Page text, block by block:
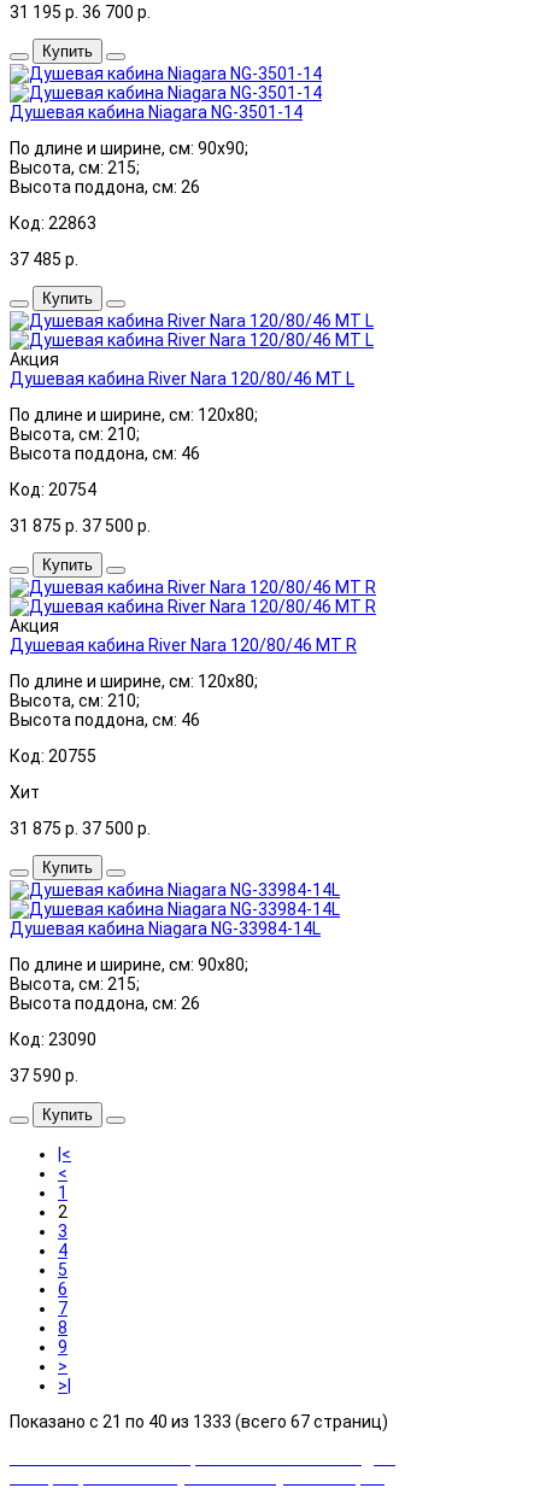
31 195 р. 36 700 р.
Купить
Душевая кабина Niagara NG-3501-14
По длине и ширине, см: 90x90;
Высота, см: 215;
Высота поддона, см: 26
Код: 22863
37 485 р.
Купить
Акция
Душевая кабина River Nara 120/80/46 МТ L
По длине и ширине, см: 120x80;
Высота, см: 210;
Высота поддона, см: 46
Код: 20754
31 875 р. 37 500 р.
Купить
Акция
Душевая кабина River Nara 120/80/46 МТ R
По длине и ширине, см: 120x80;
Высота, см: 210;
Высота поддона, см: 46
Код: 20755
Хит
31 875 р. 37 500 р.
Купить
Душевая кабина Niagara NG-33984-14L
По длине и ширине, см: 90x80;
Высота, см: 215;
Высота поддона, см: 26
Код: 23090
37 590 р.
Купить
|<
<
1
2
3
4
5
6
7
8
9
>
>|
Показано с 21 по 40 из 1333 (всего 67 страниц)